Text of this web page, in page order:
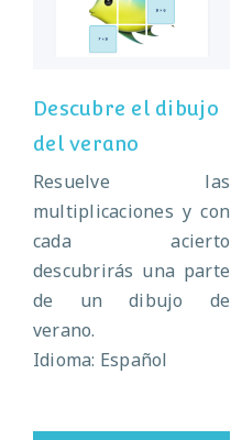
dibujo del verano
Descubre el dibujo
del verano
Resuelve las
multiplicaciones y con
cada acierto
descubrirás una parte
de un dibujo de
verano.
Idioma: Español